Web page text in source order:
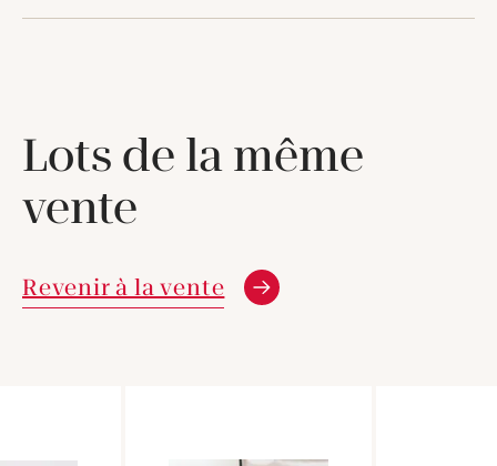
Lots de la même
vente
Revenir à la vente